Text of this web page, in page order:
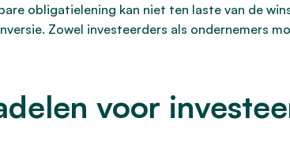
obligatielening kan niet ten laste van de
Zowel investeerders als ondernemers
voor